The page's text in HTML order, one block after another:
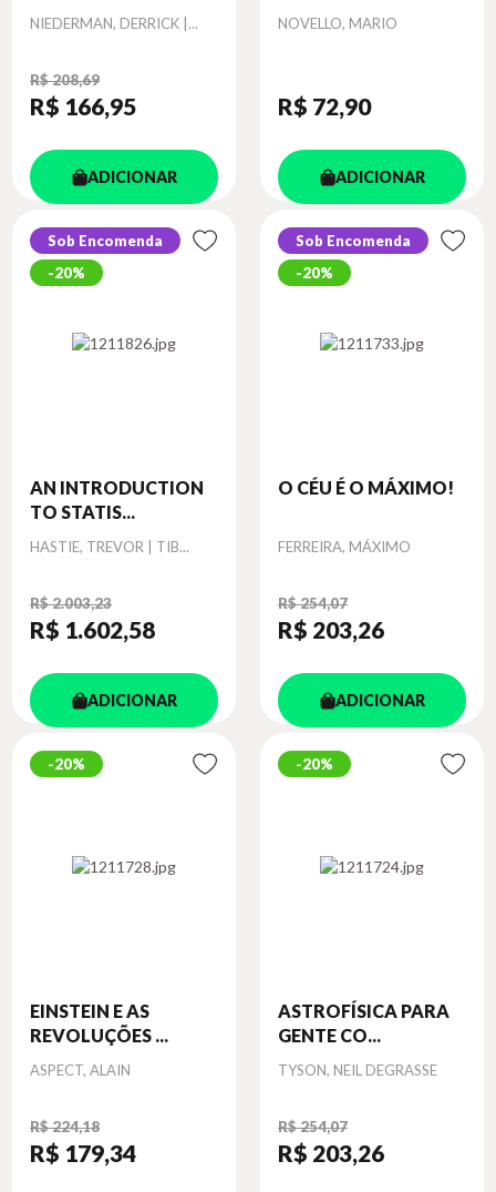
Autor
NIEDERMAN, DERRICK |...
R$ 208,69
R$ 166,95
ADICIONAR
Autor
NOVELLO, MARIO
R$ 72,90
ADICIONAR
Sob Encomenda
20%
AN INTRODUCTION
TO STATIS...
Autor
HASTIE, TREVOR | TIB...
R$ 2.003,23
R$ 1.602,58
ADICIONAR
Sob Encomenda
20%
O CÉU É O MÁXIMO!
Autor
FERREIRA, MÁXIMO
R$ 254,07
R$ 203,26
ADICIONAR
20%
EINSTEIN E AS
REVOLUÇÕES ...
Autor
ASPECT, ALAIN
R$ 224,18
R$ 179,34
20%
ASTROFÍSICA PARA
GENTE CO...
Autor
TYSON, NEIL DEGRASSE
R$ 254,07
R$ 203,26